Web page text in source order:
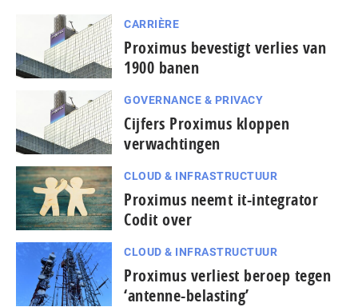
CARRIÈRE
Proximus bevestigt verlies van
1900 banen
GOVERNANCE & PRIVACY
Cijfers Proximus kloppen
verwachtingen
CLOUD & INFRASTRUCTUUR
Proximus neemt it-integrator
Codit over
CLOUD & INFRASTRUCTUUR
Proximus verliest beroep tegen
‘antenne-belasting’